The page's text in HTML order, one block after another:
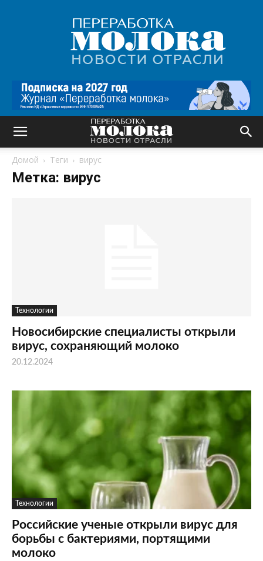
Переработка
молока
|
Новости
Домой Теги вирус
Метка: вирус
Технологии
Новосибирские специалисты открыли
вирус, сохраняющий молоко
20.12.2024
Технологии
Российские ученые открыли вирус для
борьбы с бактериями, портящими
молоко